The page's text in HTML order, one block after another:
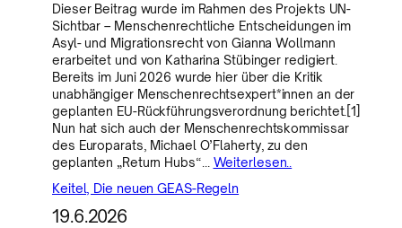
Dieser Beitrag wurde im Rahmen des Projekts UN-
Sichtbar – Menschenrechtliche Entscheidungen im
Asyl- und Migrationsrecht von Gianna Wollmann
erarbeitet und von Katharina Stübinger redigiert.
Bereits im Juni 2026 wurde hier über die Kritik
unabhängiger Menschenrechtsexpert*innen an der
geplanten EU-Rückführungsverordnung berichtet.[1]
Nun hat sich auch der Menschenrechtskommissar
des Europarats, Michael O’Flaherty, zu den
geplanten „Return Hubs“… Weiterlesen..
Keitel, Die neuen GEAS-Regeln
19.6.2026